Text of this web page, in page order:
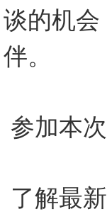
谈的机
伴。
参加本
了解最